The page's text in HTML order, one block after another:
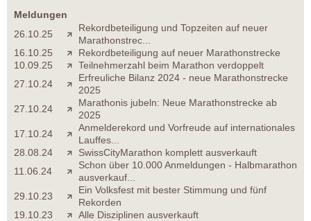
Meldungen
26.10.25
Rekordbeteiligung und Topzeiten auf neuer
Marathonstrec...
16.10.25
Rekordbeteiligung auf neuer Marathonstrecke
10.09.25
Teilnehmerzahl beim Marathon verdoppelt
27.10.24
Erfreuliche Bilanz 2024 - neue Marathonstrecke
2025
27.10.24
Marathonis jubeln: Neue Marathonstrecke ab
2025
17.10.24
Anmelderekord und Vorfreude auf internationales
Lauffes...
28.08.24
SwissCityMarathon komplett ausverkauft
11.06.24
Schon über 10.000 Anmeldungen - Halbmarathon
ausverkauf...
29.10.23
Ein Volksfest mit bester Stimmung und fünf
Rekorden
19.10.23
Alle Disziplinen ausverkauft